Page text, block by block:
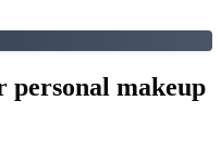
personal makeup